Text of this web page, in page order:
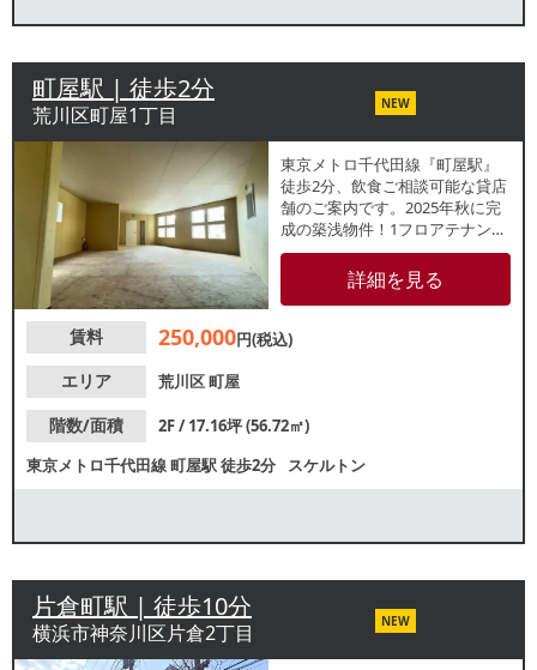
町屋駅 | 徒歩2分
荒川区町屋1丁目 NEW
東京メトロ千代田線『町屋駅』
徒歩2分、飲食ご相談可能な貸店
舗のご案内です。2025年秋に完
成の築浅物件！1フロアテナン
ト。重飲食不可となりますが、
カフェ・喫茶店・美容院・サロ
ン・クリニック・整体・物販店
軽にお問い合わせください。
詳細を見る
賃料 250,000円(税込)
エリア
荒川区町屋
階数/面積
2F / 17.16坪 (56.72㎡)
東京メトロ千代田線町屋駅徒歩2分 スケルトン
片倉町駅 | 徒歩10分
横浜市神奈川区片倉2丁目 NEW